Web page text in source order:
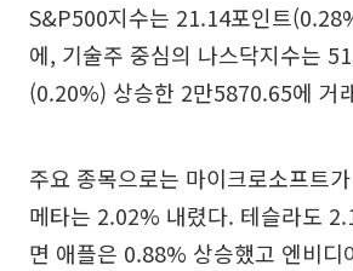
S&P500지수는 21.14포인트
에, 기술주 중심의 나스닥지수는
(0.20%) 상승한 2만5870.65에 거
주요 종목으로는 마이크로소프트
메타는 2.02% 내렸다. 테슬라도
면 애플은 0.88% 상승했고 엔비